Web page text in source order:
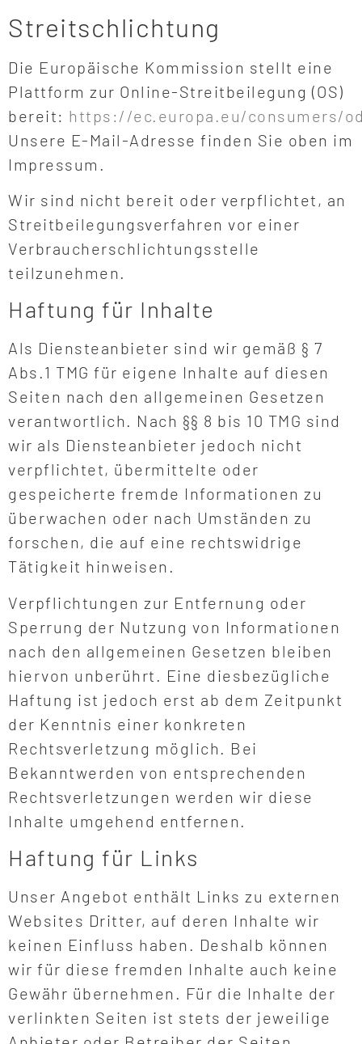
Streitschlichtung
Die Europäische Kommission stellt eine
Plattform zur Online-Streitbeilegung (OS)
bereit: https://ec.europa.eu/consumers/
Unsere E-Mail-Adresse finden Sie oben im
Impressum.
Wir sind nicht bereit oder verpflichtet, an
Streitbeilegungsverfahren vor einer
Verbraucherschlichtungsstelle
teilzunehmen.
Haftung für Inhalte
Als Diensteanbieter sind wir gemäß § 7
Abs.1 TMG für eigene Inhalte auf diesen
Seiten nach den allgemeinen Gesetzen
verantwortlich. Nach §§ 8 bis 10 TMG sind
wir als Diensteanbieter jedoch nicht
verpflichtet, übermittelte oder
gespeicherte fremde Informationen zu
überwachen oder nach Umständen zu
forschen, die auf eine rechtswidrige
Tätigkeit hinweisen.
Verpflichtungen zur Entfernung oder
Sperrung der Nutzung von Informationen
nach den allgemeinen Gesetzen bleiben
hiervon unberührt. Eine diesbezügliche
Haftung ist jedoch erst ab dem Zeitpunkt
der Kenntnis einer konkreten
Rechtsverletzung möglich. Bei
Bekanntwerden von entsprechenden
Rechtsverletzungen werden wir diese
Inhalte umgehend entfernen.
Haftung für Links
Unser Angebot enthält Links zu externen
Websites Dritter, auf deren Inhalte wir
keinen Einfluss haben. Deshalb können
wir für diese fremden Inhalte auch keine
Gewähr übernehmen. Für die Inhalte der
verlinkten Seiten ist stets der jeweilige